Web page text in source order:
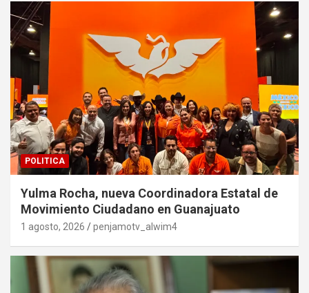
POLITICA
Yulma Rocha, nueva Coordinadora Estatal de
Movimiento Ciudadano en Guanajuato
1 agosto, 2026 penjamotv_alwim4